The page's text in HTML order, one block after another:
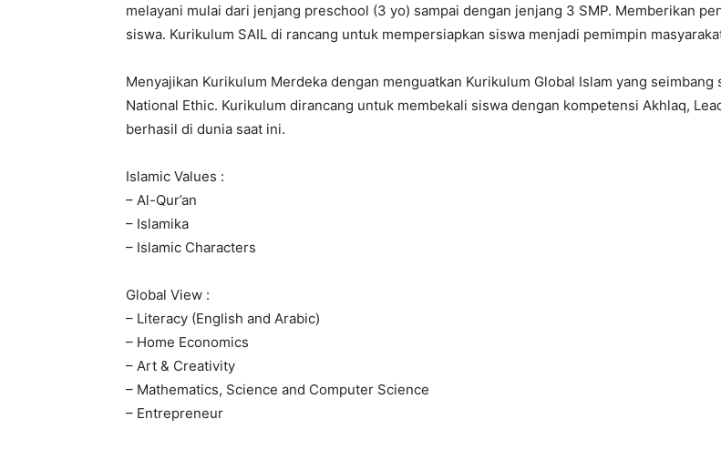
melayani mulai dari jenjang preschool (3 yo) sampai dengan jenjang 3 SMP. Memberikan
siswa. Kurikulum SAIL di rancang untuk mempersiapkan siswa menjadi pemimpin
Menyajikan Kurikulum Merdeka dengan menguatkan Kurikulum Global Islam yang
National Ethic. Kurikulum dirancang untuk membekali siswa dengan kompetensi Akhlaq,
berhasil di dunia saat ini.
Islamic Values :
– Al-Qur’an
– Islamika
– Islamic Characters
Global View :
– Literacy (English and Arabic)
– Home Economics
– Art & Creativity
– Mathematics, Science and Computer Science
– Entrepreneur